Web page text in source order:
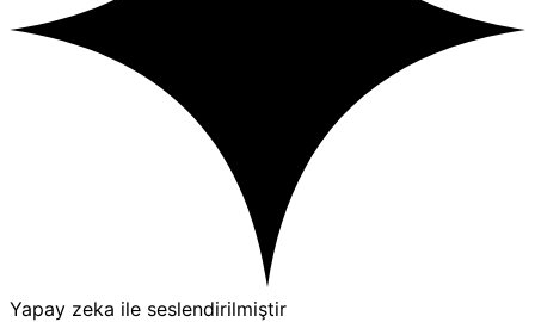
Yapay zeka ile seslendirilmiştir